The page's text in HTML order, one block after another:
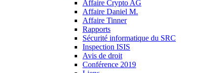
Affaire Crypto AG
Affaire Daniel M.
Affaire Tinner
Rapports
Sécurité informatique du SRC
Inspection ISIS
Avis de droit
Conférence 2019